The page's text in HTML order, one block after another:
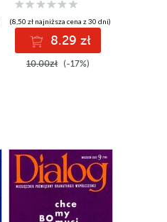
(8,50 zł najniższa cena z 30 dni)
8.29 zł
10.00zł (-17%)